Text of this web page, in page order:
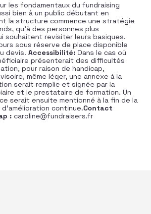
les fondamentaux du fundraising
bien à un public débutant en
la structure commence une stratégie
qu’à des personnes plus
souhaitent revisiter leurs basiques.
sous réserve de place disponible
devis.Accessibilité: Dans le cas où
présenterait des difficultés
pour raison de handicap,
même léger, une annexe à la
serait remplie et signée par la
et le prestataire de formation. Un
serait ensuite mentionné à la fin de la
continue.Contact
: caroline@fundraisers.fr
stratégiques du fundraising